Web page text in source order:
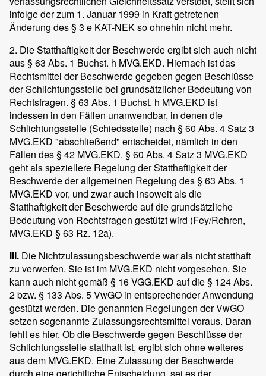
infolge der zum 1. Januar 1999 in Kraft getretenen
Änderung des § 3 e KAT-NEK so ohnehin nicht mehr.
2. Die Statthaftigkeit der Beschwerde ergibt sich auch nicht
aus § 63 Abs. 1 Buchst. h MVG.EKD. Hiernach ist das
Rechtsmittel der Beschwerde gegeben gegen Beschlüsse
der Schlichtungsstelle bei grundsätzlicher Bedeutung von
Rechtsfragen. § 63 Abs. 1 Buchst. h MVG.EKD ist
indessen in den Fällen unanwendbar, in denen die
Schlichtungsstelle (Schiedsstelle) nach § 60 Abs. 4 Satz 3
MVG.EKD "abschließend" entscheidet, nämlich in den
Fällen des § 42 MVG.EKD. § 60 Abs. 4 Satz 3 MVG.EKD
geht als speziellere Regelung der Statthaftigkeit der
Beschwerde der allgemeinen Regelung des § 63 Abs. 1
MVG.EKD vor, und zwar auch insoweit als die
Statthaftigkeit der Beschwerde auf die grundsätzliche
Bedeutung von Rechtsfragen gestützt wird (Fey/Rehren,
MVG.EKD § 63 Rz. 12a).
III. Die Nichtzulassungsbeschwerde war als nicht statthaft
zu verwerfen. Sie ist im MVG.EKD nicht vorgesehen. Sie
kann auch nicht gemäß § 16 VGG.EKD auf die § 124 Abs.
2 bzw. § 133 Abs. 5 VwGO in entsprechender Anwendung
gestützt werden. Die genannten Regelungen der VwGO
setzen sogenannte Zulassungsrechtsmittel voraus. Daran
fehlt es hier. Ob die Beschwerde gegen Beschlüsse der
Schlichtungsstelle statthaft ist, ergibt sich ohne weiteres
aus dem MVG.EKD. Eine Zulassung der Beschwerde